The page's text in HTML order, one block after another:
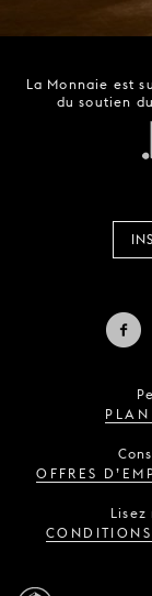
La Monnaie est
du soutien
PLAN
OFFRES
Lisez